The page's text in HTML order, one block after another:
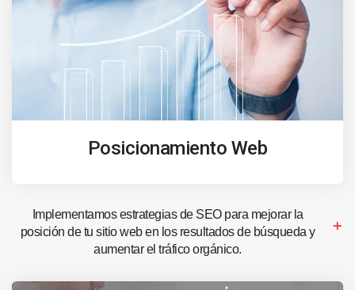
Posicionamiento Web
Implementamos estrategias de SEO para mejorar la
posición de tu sitio web en los resultados de búsqueda y
aumentar el tráfico orgánico.